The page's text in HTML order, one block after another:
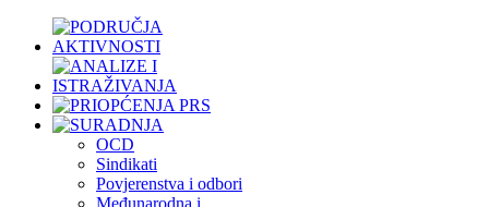
OCD
Sindikati
Povjerenstva i odbori
Međunarodna i